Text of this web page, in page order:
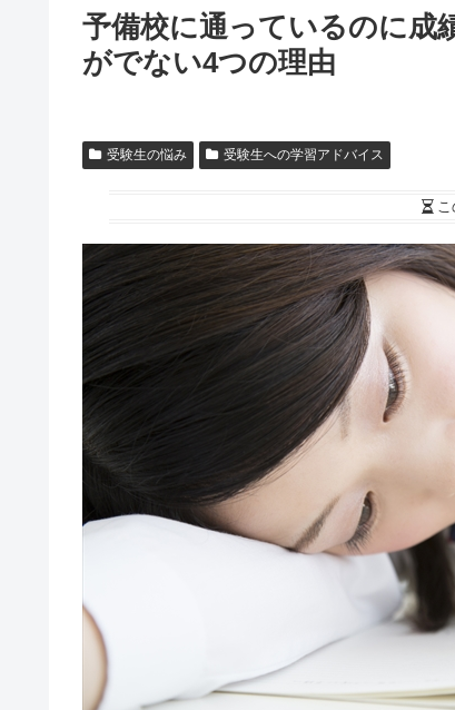
予備校に通っているのに成
がでない4つの理由
受験生の悩み 受験生への学習アドバイス
こ